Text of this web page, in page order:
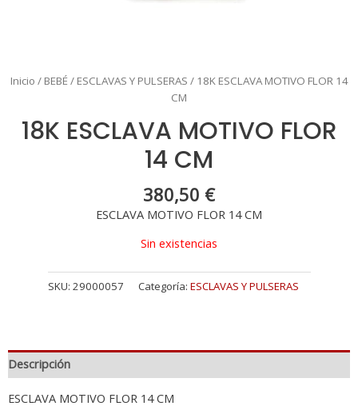
Inicio / BEBÉ / ESCLAVAS Y PULSERAS / 18K ESCLAVA MOTIVO FLOR 14
CM
18K ESCLAVA MOTIVO FLOR
14 CM
380,50 €
ESCLAVA MOTIVO FLOR 14 CM
Sin existencias
SKU: 29000057 Categoría: ESCLAVAS Y PULSERAS
Descripción
ESCLAVA MOTIVO FLOR 14 CM